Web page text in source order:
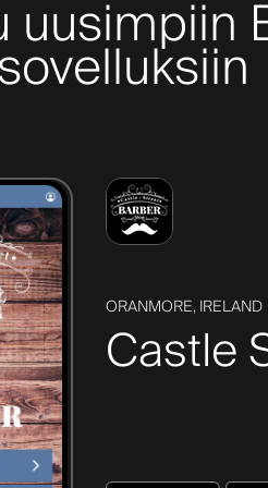
ORANMORE, IRELAND
Castle